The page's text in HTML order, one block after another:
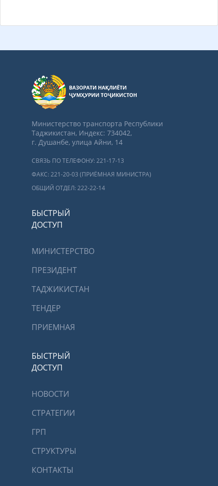
Министерство транспорта Республики
Таджикистан, Индекс: 734042,
г. Душанбе, улица Айни, 14
СВЯЗЬ ПО ТЕЛЕФОНУ: 221-17-13
ФАКС: 221-20-03 (ПРИЁМНАЯ МИНИСТРА)
ОБЩИЙ ОТДЕЛ: 222-22-14
БЫСТРЫЙ
ДОСТУП
МИНИСТЕРСТВО
ПРЕЗИДЕНТ
ТАДЖИКИСТАН
ТЕНДЕР
ПРИЕМНАЯ
БЫСТРЫЙ
ДОСТУП
НОВОСТИ
СТРАТЕГИИ
ГРП
СТРУКТУРЫ
КОНТАКТЫ